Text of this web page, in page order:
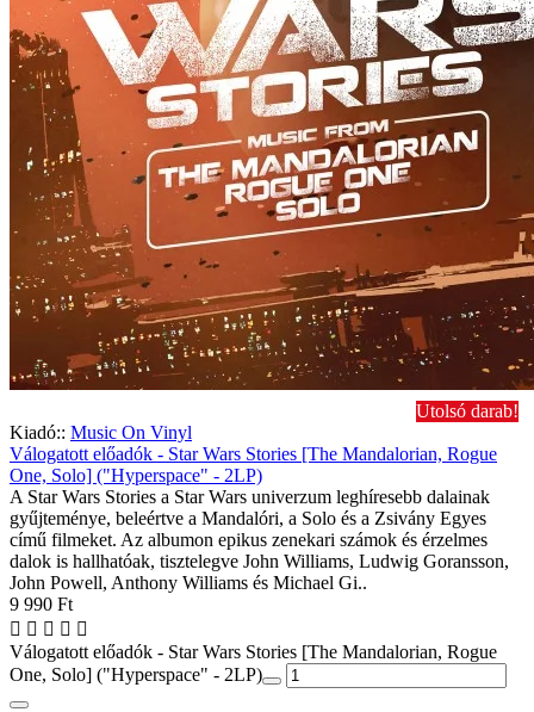
Utolsó darab!
Kiadó:: Music On Vinyl
Válogatott előadók - Star Wars Stories [The Mandalorian, Rogue
One, Solo] ("Hyperspace" - 2LP)
A Star Wars Stories a Star Wars univerzum leghíresebb dalainak
gyűjteménye, beleértve a Mandalóri, a Solo és a Zsivány Egyes
című filmeket. Az albumon epikus zenekari számok és érzelmes
dalok is hallhatóak, tisztelegve John Williams, Ludwig Goransson,
John Powell, Anthony Williams és Michael Gi..
9 990 Ft
Válogatott előadók - Star Wars Stories [The Mandalorian, Rogue
One, Solo] ("Hyperspace" - 2LP)